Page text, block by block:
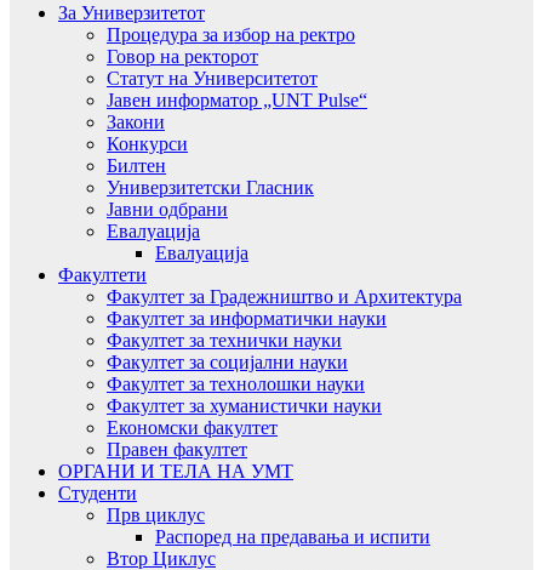
За Универзитетот
Процедура за избор на ректро
Говор на ректорот
Статут на Университетот
Јавен информатор „UNT Pulse“
Закони
Конкурси
Билтен
Универзитетски Гласник
Јавни одбрани
Евалуација
Евалуација
Факултети
Факултет за Градежништво и Архитектура
Факултет за информатички науки
Факултет за технички науки
Факултет за социјални науки
Факултет за технолошки науки
Факултет за хуманистички науки
Економски факултет
Правен факултет
ОРГАНИ И ТЕЛА НА УМТ
Студенти
Прв циклус
Распоред на предавањa и испити
Втор Циклус